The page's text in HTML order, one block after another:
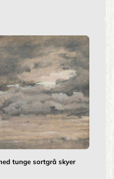
tunge sortgrå skyer